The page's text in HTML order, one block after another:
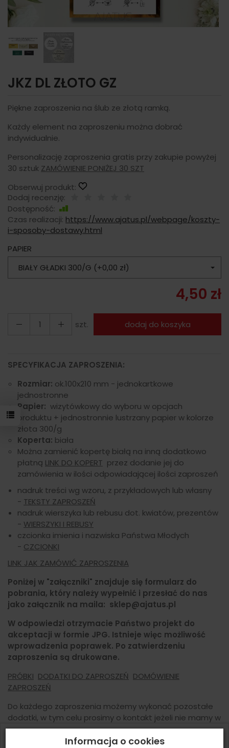
JKZ DL ZŁOTO GZ
Piękne zaproszenia na ślub ze złotą ramką.
Każdy element na zaproszeniu można dobrać
indywidualnie.
Personalizację zaproszenia gratis przy zakupie powyżej
30 sztuk ZAMÓWIENIE PONIŻEJ 30 SZT
Obserwuj produkt:
Dodaj recenzję:
Dostępność:
Czas realizacji: https://www.ajatus.pl/webpage/koszty-
i-sposoby-dostawy.html
PAPIER
BIAŁY GŁADKI 300/G (+0,00 zł)
4,50 zł
szt. dodaj do koszyka
SPECYFIKACJA ZAPROSZENIA:
Rozmiar: ok.100x210 mm - jednokartkowe
jednostronne
Papier: wizytówkowy do wyboru w opcjach
produktu + jednostronnie lustrzany papier w kolorze
złota 300/g
Koperta: biała
Można zamienić kopertę białą na inną dodatkowo
płatną LINK DO KOPERT przez dodanie jej do
zamówienia w ilości odpowiadającej ilości zaproszeń
nadruk treści wg wzoru, z przykładowych lub własny
- TEKSTY ZAPROSZEŃ
nadruk wierszyka lub rebusu dot. kwiatów, prezentów
- WIERSZYKI I REBUSY
czcionka imienia i nazwiska Państwa Młodych
- CZCIONKI
LINK JAK ZAMÓWIĆ ZAPROSZENIA
Poniżej w "załączniki" znajduje się formularz do
pobrania, który należy wypełnić i przesłać do nas
jako załącznik na maila: sklep@ajatus.pl
W odpowiedzi otrzymacie Państwo projekt do
akceptacji w formie JPG. Istnieje więc możliwość
wprowadzenia poprawek. Po zatwierdzeniu
zaproszenia są drukowane.
PRÓBKI DODATKI DO ZAPROSZEŃ DOMÓWIENIE
ZAPROSZEŃ
Do każdego zaproszenia możemy wykonać pozostałe
dodatki, w tym celu prosimy o kontakt jeżeli nie mamy w
ofercie tego co Państwa interesuje.
W ostatnich 7 dniach produktem interesuje się
Informacja o cookies